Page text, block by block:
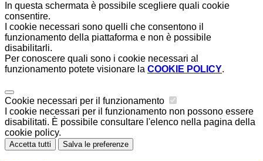
In questa schermata è possibile scegliere quali cookie
consentire.
I cookie necessari sono quelli che consentono il
funzionamento della piattaforma e non è possibile
disabilitarli.
Per conoscere quali sono i cookie necessari al
funzionamento potete visionare la COOKIE POLICY.
Cookie necessari per il funzionamento
I cookie necessari per il funzionamento non possono essere
disabilitati. È possibile consultare l'elenco nella pagina della
cookie policy.
Accetta tutti Salva le preferenze